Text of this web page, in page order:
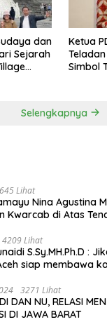
dan
Sejarah
Ketua
Simbol
Selengkapnya
Lihat
Nina Agustina
Kwarcab di Atas
4209 Lihat
S.Sy.MH.Ph.D :
siap membawa
3271 Lihat
DAN NU, RELASI
DI JAWA BARAT